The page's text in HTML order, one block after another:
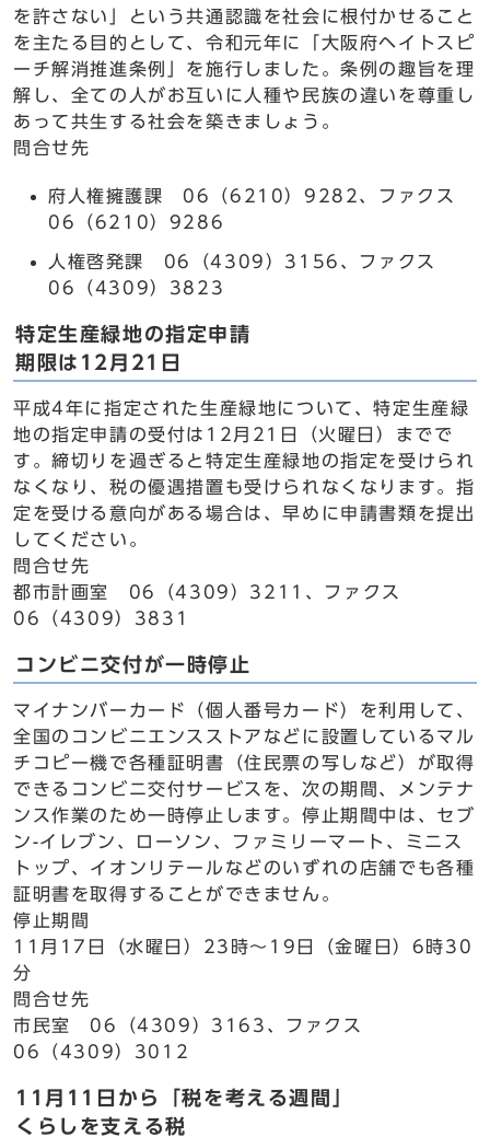
を許さない」という共通認識を社会に根付かせること
を主たる目的として、令和元年に「大阪府ヘイトスピ
ーチ解消推進条例」を施行しました。条例の趣旨を理
解し、全ての人がお互いに人種や民族の違いを尊重し
あって共生する社会を築きましょう。
問合せ先
府人権擁護課 06（6210）9282、ファクス
06（6210）9286
人権啓発課 06（4309）3156、ファクス
06（4309）3823
特定生産緑地の指定申請
期限は12月21日
平成4年に指定された生産緑地について、特定生産緑
地の指定申請の受付は12月21日（火曜日）までで
す。締切りを過ぎると特定生産緑地の指定を受けられ
なくなり、税の優遇措置も受けられなくなります。指
定を受ける意向がある場合は、早めに申請書類を提出
してください。
問合せ先
都市計画室 06（4309）3211、ファクス
06（4309）3831
コンビニ交付が一時停止
マイナンバーカード（個人番号カード）を利用して、
全国のコンビニエンスストアなどに設置しているマル
チコピー機で各種証明書（住民票の写しなど）が取得
できるコンビニ交付サービスを、次の期間、メンテナ
ンス作業のため一時停止します。停止期間中は、セブ
ン-イレブン、ローソン、ファミリーマート、ミニス
トップ、イオンリテールなどのいずれの店舗でも各種
証明書を取得することができません。
停止期間
11月17日（水曜日）23時～19日（金曜日）6時30
分
問合せ先
市民室 06（4309）3163、ファクス
06（4309）3012
11月11日から「税を考える週間」
くらしを支える税